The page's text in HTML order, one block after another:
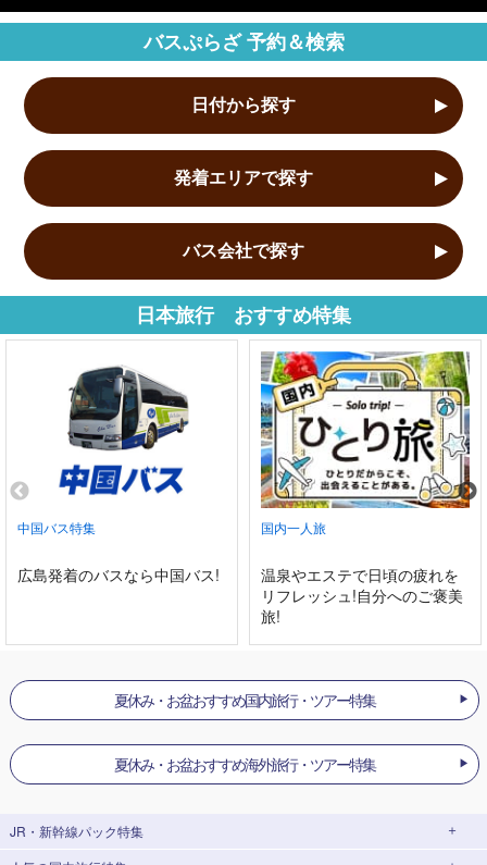
バスぷらざ 予約＆検索
日付から探す
発着エリアで探す
バス会社で探す
日本旅行 おすすめ特集
中国バス特集
広島発着のバスなら中国バス!
国内一人旅
温泉やエステで日頃の疲れを
リフレッシュ!自分へのご褒美
旅!
夏休み・お盆おすすめ国内旅行・ツアー特集
夏休み・お盆おすすめ海外旅行・ツアー特集
JR・新幹線パック特集